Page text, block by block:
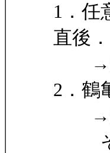
1．任
直後．
→先
2．鶴
→先
そ